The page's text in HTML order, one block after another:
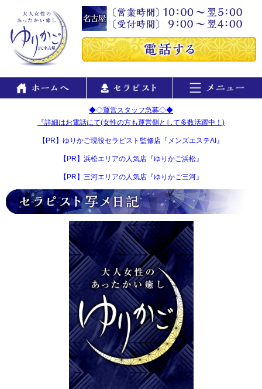
◆◇運営スタッフ急募◇◆
『詳細はお電話にて(女性の方も運営側として多数活躍中！)
【PR】ゆりかご現役セラピスト監修店『メンズエステAI』
【PR】浜松エリアの人気店『ゆりかご浜松』
【PR】三河エリアの人気店『ゆりかご三河』